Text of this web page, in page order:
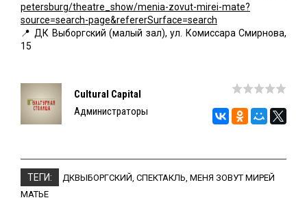
petersburg/theatre_show/menia-zovut-mirei-mate?
source=search-page&refererSurface=search
📍 ДК Выборгский (малый зал), ул. Комиссара Смирнова,
15
Cultural Capital
Администраторы
ТЕГИ: ДКВЫБОРГСКИЙ, СПЕКТАКЛЬ, МЕНЯ ЗОВУТ МИРЕЙ
МАТЬЕ